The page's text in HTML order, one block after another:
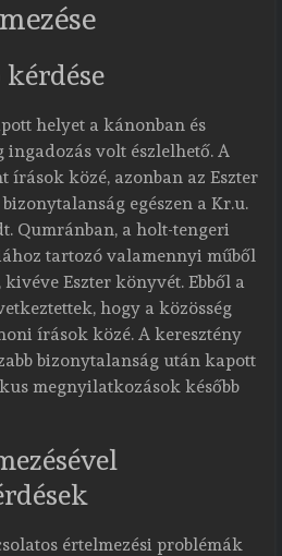
helyet a kánonban és
ingadozás volt észlelhető. A
írások közé, azonban az Eszter
egészen a Kr.u.
Qumránban, a holt-tengeri
tartozó valamennyi műből
Eszter könyvét. Ebből a
hogy a közösség
írások közé. A keresztény
bizonytalanság után kapott
megnyilatkozások később
értelmezési problémák